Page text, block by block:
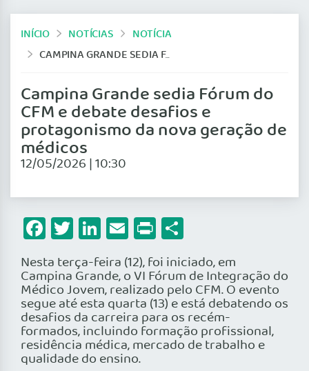
INÍCIO NOTÍCIAS
NOTÍCIA
CAMPINA GRANDE SEDIA FÓRUM DO CFM E DEBATE DESAFIOS E PROTAGONISMO DA NOVA GERAÇÃO DE MÉDICOS
Campina Grande sedia Fórum do
CFM e debate desafios e
protagonismo da nova geração de
médicos
12/05/2026 | 10:30
Facebook
Twitter
LinkedIn
Email
Print
Nesta terça-feira (12), foi iniciado, em
Campina Grande, o VI Fórum de Integração do
Médico Jovem, realizado pelo CFM. O evento
segue até esta quarta (13) e está debatendo os
desafios da carreira para os recém-
formados, incluindo formação profissional,
residência médica, mercado de trabalho e
qualidade do ensino.